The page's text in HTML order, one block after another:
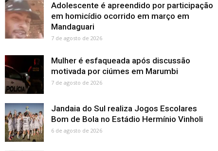
Adolescente é apreendido por participação
em homicídio ocorrido em março em
Mandaguari
7 de agosto de 2026
Mulher é esfaqueada após discussão
motivada por ciúmes em Marumbi
7 de agosto de 2026
Jandaia do Sul realiza Jogos Escolares
Bom de Bola no Estádio Hermínio Vinholi
6 de agosto de 2026